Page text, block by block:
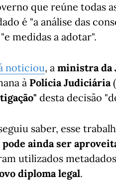
que reúne todas
é "a análise das
medidas a adotar".
noticiou, a ministra da
à Polícia Judiciária
desta decisão
saber, esse
pode ainda ser
utilizados
diploma legal.